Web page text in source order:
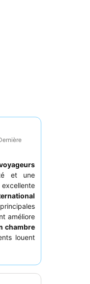
et une
améliore
chambre
louent
du